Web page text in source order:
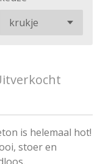
is helemaal hot!
stoer en